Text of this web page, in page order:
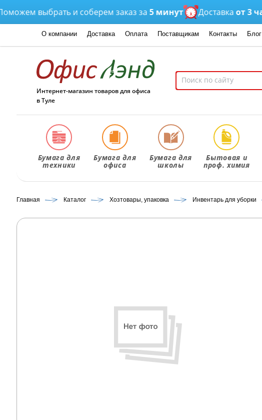
выбрать и соберем заказ за5 минут Доставкаот 3 часов
О компании Доставка Оплата Поставщикам Контакты Блог
Интернет-магазин товаров для офиса
в Туле
Бумага для
техники
Бумага для
офиса
Бумага для
школы
Бытовая и
проф. химия
Главная Каталог Хозтовары, упаковка Инвентарь для уборки